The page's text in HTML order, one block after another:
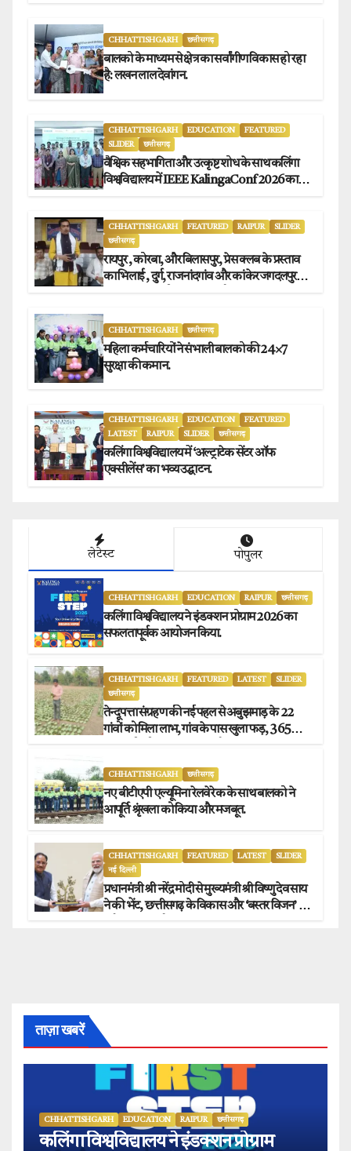
CHHATTISHGARH छत्तीसगढ़
बालको के माध्यम से क्षेत्र का सर्वांगीण विकास हो रहा
है: लखन लाल देवांगन.
CHHATTISHGARH EDUCATION
FEATURED
SLIDER
छत्तीसगढ़
वैश्विक सहभागिता और उत्कृष्ट शोध के साथ कलिंगा
विश्वविद्यालय में IEEE KalingaConf 2026 का
CHHATTISHGARH FEATURED RAIPUR
SLIDER
छत्तीसगढ़
रायपुर , कोरबा, और बिलासपुर, प्रेस क्लब के प्रस्ताव
का भिलाई , दुर्ग, राजनांदगांव और कांकेर जगदलपुर
CHHATTISHGARH छत्तीसगढ़
महिला कर्मचारियों ने संभाली बालको की 24×7
सुरक्षा की कमान.
CHHATTISHGARH EDUCATION
FEATURED
LATEST
RAIPUR SLIDER छत्तीसगढ़
कलिंगा विश्वविद्यालय में ‘अल्ट्राटेक सेंटर ऑफ
एक्सीलेंस’ का भव्य उद्घाटन.
लेटेस्ट पोपुलर
CHHATTISHGARH EDUCATION RAIPUR छत्तीसगढ़
कलिंगा विश्वविद्यालय ने इंडक्शन प्रोग्राम 2026 का
सफलतापूर्वक आयोजन किया.
CHHATTISHGARH FEATURED LATEST
SLIDER
छत्तीसगढ़
तेन्दूपत्ता संग्रहण की नई पहल से अबुझमाड़ के 22
गांवों को मिला लाभ, गांव के पास खुला फड़, 365
CHHATTISHGARH छत्तीसगढ़
नए बीटीएपी एल्यूमिना रेलवे रेक के साथ बालको ने
आपूर्ति श्रृंखला को किया और मजबूत.
CHHATTISHGARH FEATURED LATEST
SLIDER
नई दिल्ली
प्रधानमंत्री श्री नरेंद्र मोदी से मुख्यमंत्री श्री विष्णु देव साय
ने की भेंट, छत्तीसगढ़ के विकास और ‘बस्तर विजन’ पर
ताज़ा खबरें
CHHATTISHGARH EDUCATION RAIPUR छत्तीसगढ़
कलिंगा विश्वविद्यालय ने इंडक्शन प्रोग्राम